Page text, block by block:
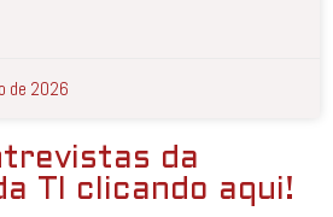
de 2026
da
TI clicando aqui!